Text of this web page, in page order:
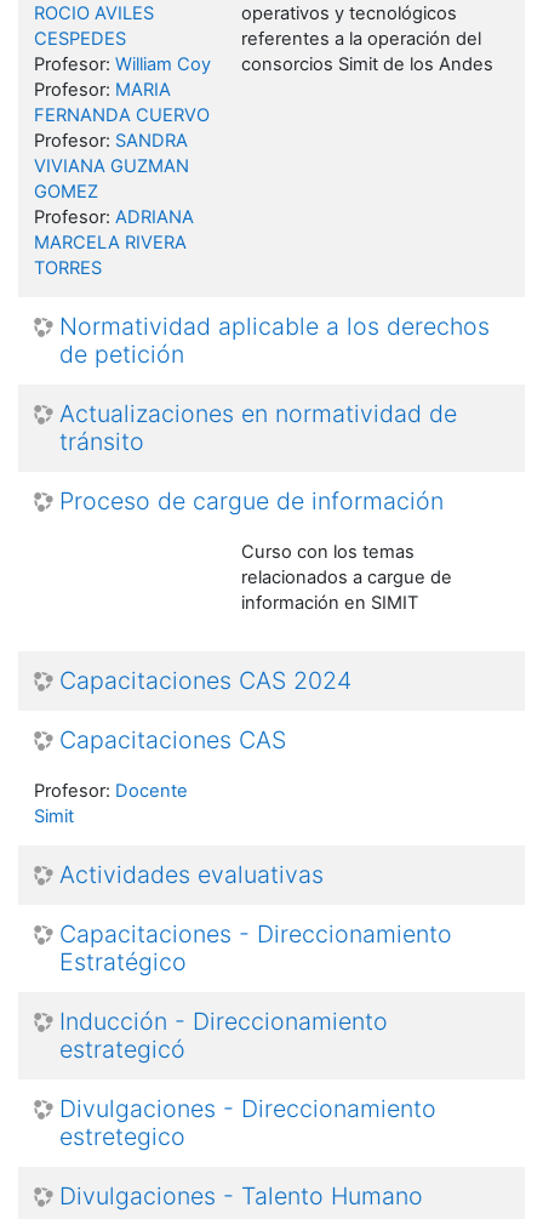
operativos y tecnológicos
referentes a la operación del
consorcios Simit de los Andes
ROCIO AVILES
CESPEDES
Profesor: William Coy
Profesor: MARIA
FERNANDA CUERVO
Profesor: SANDRA
VIVIANA GUZMAN
GOMEZ
Profesor: ADRIANA
MARCELA RIVERA
TORRES
Normatividad aplicable a los derechos
de petición
Actualizaciones en normatividad de
tránsito
Proceso de cargue de información
Curso con los temas
relacionados a cargue de
información en SIMIT
Capacitaciones CAS 2024
Capacitaciones CAS
Profesor: Docente
Simit
Actividades evaluativas
Capacitaciones - Direccionamiento
Estratégico
Inducción - Direccionamiento
estrategicó
Divulgaciones - Direccionamiento
estretegico
Divulgaciones - Talento Humano